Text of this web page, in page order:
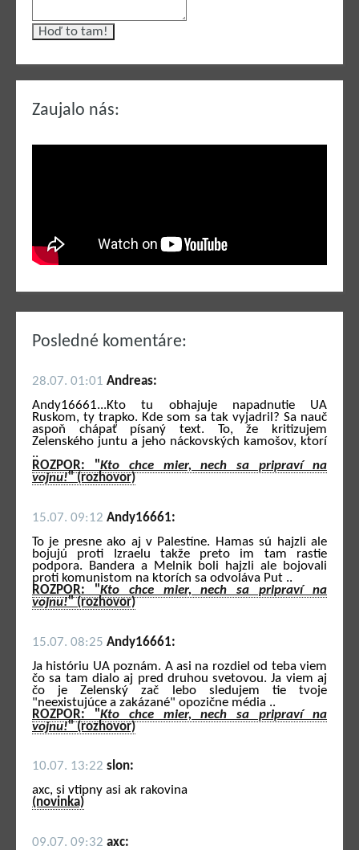
Zaujalo nás:
Posledné komentáre:
28.07. 01:01 Andreas:
Andy16661...Kto tu obhajuje napadnutie UA
Ruskom, ty trapko. Kde som sa tak vyjadril? Sa nauč
aspoň chápať písaný text. To, že kritizujem
Zelenského juntu a jeho náckovských kamošov, ktorí
..
ROZPOR: "Kto chce mier, nech sa pripraví na
vojnu!" (rozhovor)
15.07. 09:12 Andy16661:
To je presne ako aj v Palestíne. Hamas sú hajzli ale
bojujú proti Izraelu takže preto im tam rastie
podpora. Bandera a Melnik boli hajzli ale bojovali
proti komunistom na ktorích sa odvoláva Put ..
ROZPOR: "Kto chce mier, nech sa pripraví na
vojnu!" (rozhovor)
15.07. 08:25 Andy16661:
Ja históriu UA poznám. A asi na rozdiel od teba viem
čo sa tam dialo aj pred druhou svetovou. Ja viem aj
čo je Zelenský zač lebo sledujem tie tvoje
"neexistujúce a zakázané" opozične média ..
ROZPOR: "Kto chce mier, nech sa pripraví na
vojnu!" (rozhovor)
10.07. 13:22 slon:
axc, si vtipny asi ak rakovina
(novinka)
09.07. 09:32 axc: